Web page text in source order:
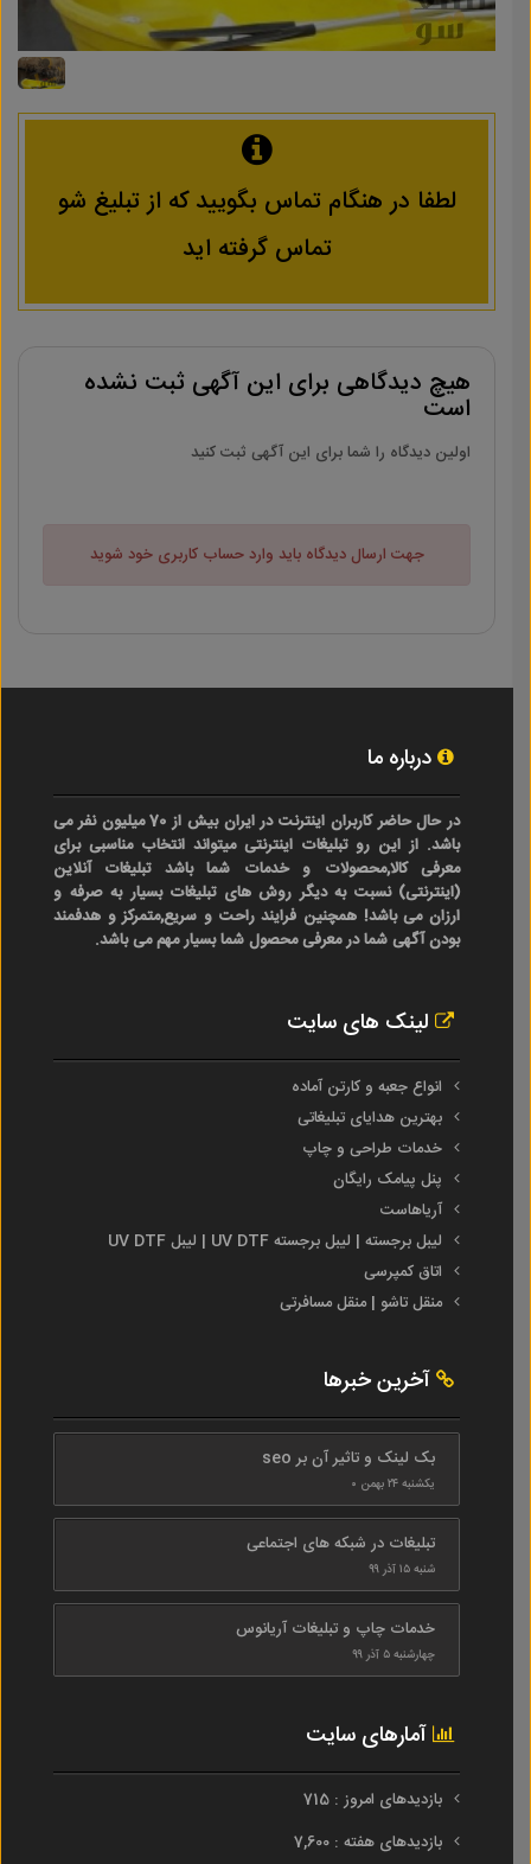
لطفا در هنگام تماس بگویید که از تبلیغ شو
تماس گرفته اید
هیچ دیدگاهی برای این آگهی ثبت نشده
است
اولین دیدگاه را شما برای این آگهی ثبت کنید
جهت ارسال دیدگاه باید وارد حساب کاربری خود شوید
درباره ما
در حال حاضر کاربران اینترنت در ایران بیش از 70 میلیون نفر می
باشد. از این رو تبلیغات اینترنتی میتواند انتخاب مناسبی برای
معرفی کالا,محصولات و خدمات شما باشد تبلیغات آنلاین
(اینترنتی) نسبت به دیگر روش های تبلیغات بسیار به صرفه و
ارزان می باشد! همچنین فرایند راحت و سریع,متمرکز و هدفمند
بودن آگهی شما در معرفی محصول شما بسیار مهم می باشد.
لینک های سایت
انواع جعبه و کارتن آماده
بهترین هدایای تبلیغاتی
خدمات طراحی و چاپ
پنل پیامک رایگان
آریاهاست
لیبل برجسته | لیبل برجسته UV DTF | لیبل UV DTF
اتاق کمپرسی
منقل تاشو | منقل مسافرتی
آخرین خبرها
بک لینک و تاثیر آن بر seo
یکشنبه ۲۴ بهمن ۰
تبلیغات در شبکه های اجتماعی
شنبه ۱۵ آذر ۹۹
خدمات چاپ و تبلیغات آریانوس
چهارشنبه ۵ آذر ۹۹
آمارهای سایت
بازدیدهای امروز : 715
بازدیدهای هفته : 7,600